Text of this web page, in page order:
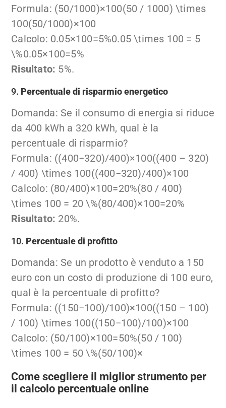
Formula: (50/1000)×100(50 / 1000) \times
100(50/1000)×100
Calcolo: 0.05×100=5%0.05 \times 100 = 5
\%0.05×100=5%
Risultato: 5%.
9. Percentuale di risparmio energetico
Domanda: Se il consumo di energia si riduce
da 400 kWh a 320 kWh, qual è la
percentuale di risparmio?
Formula: ((400−320)/400)×100((400 – 320)
/ 400) \times 100((400−320)/400)×100
Calcolo: (80/400)×100=20%(80 / 400)
\times 100 = 20 \%(80/400)×100=20%
Risultato: 20%.
10. Percentuale di profitto
Domanda: Se un prodotto è venduto a 150
euro con un costo di produzione di 100 euro,
qual è la percentuale di profitto?
Formula: ((150−100)/100)×100((150 – 100)
/ 100) \times 100((150−100)/100)×100
Calcolo: (50/100)×100=50%(50 / 100)
\times 100 = 50 \%(50/100)×
Come scegliere il miglior strumento per
il calcolo percentuale online